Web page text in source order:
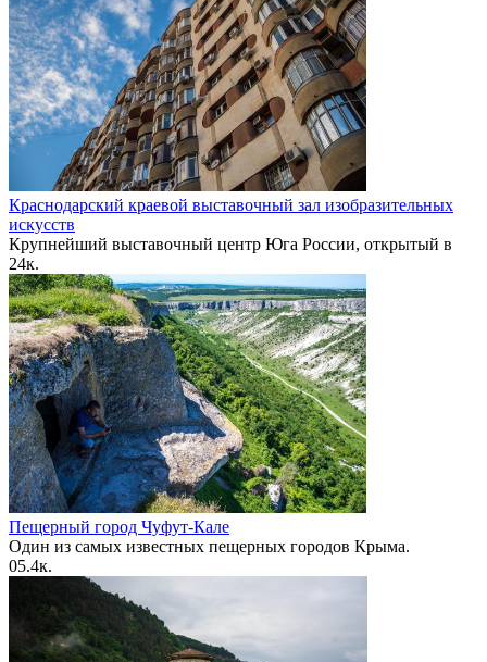
Краснодарский краевой выставочный зал изобразительных
искусств
Крупнейший выставочный центр Юга России, открытый в
24к.
Пещерный город Чуфут-Кале
Один из самых известных пещерных городов Крыма.
05.4к.